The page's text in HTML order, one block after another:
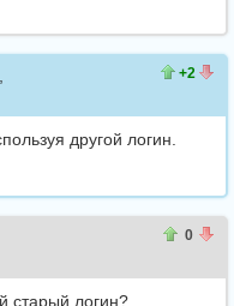
+2
другой логин.
0
старый логин?